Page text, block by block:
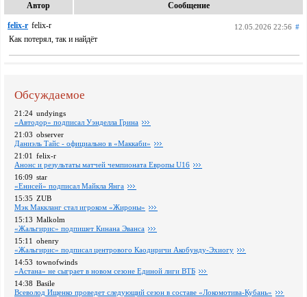
Автор Сообщение
felix-r felix-r 12.05.2026 22:56 #
Как потерял, так и найдёт
Обсуждаемое
21:24 undyings
«Автодор» подписал Уэнделла Грина
21:03 observer
Даниэль Тайс - официально в «Маккаби»
21:01 felix-r
Анонс и результаты матчей чемпионата Европы U16
16:09 star
«Енисей» подписал Майкла Янга
15:35 ZUB
Мэк Маккланг стал игроком «Жироны»
15:13 Malkolm
«Жальгирис» подпишет Кинана Эванса
15:11 ohenry
«Жальгирис» подписал центрового Каодиричи Акобунду-Эхиогу
14:53 townofwinds
«Астана» не сыграет в новом сезоне Единой лиги ВТБ
14:38 Basile
Всеволод Ищенко проведет следующий сезон в составе «Локомотива-Кубань»